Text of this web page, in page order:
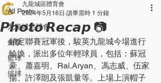
All Posts
九龍城足球會
劍擊
籃球
排球
𝙋𝙝𝙤𝙩𝙤 𝙍𝙚𝙘𝙖𝙥 📷
九龍城區體育會
2024年5月16日 讀畢需時 1 分鐘
鎖定聯賽冠軍後，駿英九龍城今場進行
輪換，派出多位年輕球員，包括：蘇冠
豪、蕭嘉明、Rai.Aryan、馮志威、伍家
揚、許澤朗及張凱量等。上場上演帽子